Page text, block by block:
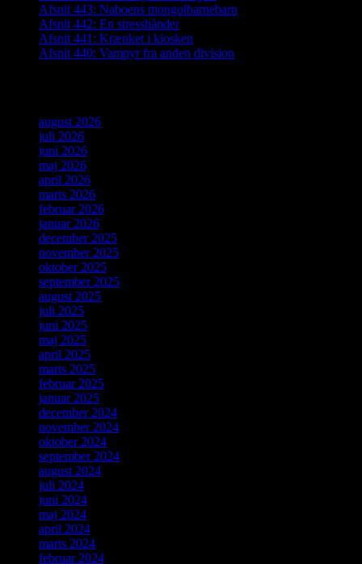
Afsnit 443: Naboens mongolbarnebarn
Afsnit 442: En stresshånder
Afsnit 441: Krænket i kiosken
Afsnit 440: Vampyr fra anden division
august 2026
juli 2026
juni 2026
maj 2026
april 2026
marts 2026
februar 2026
januar 2026
december 2025
november 2025
oktober 2025
september 2025
august 2025
juli 2025
juni 2025
maj 2025
april 2025
marts 2025
februar 2025
januar 2025
december 2024
november 2024
oktober 2024
september 2024
august 2024
juli 2024
juni 2024
maj 2024
april 2024
marts 2024
februar 2024